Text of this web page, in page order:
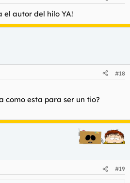
el autor del hilo YA!
#18
como esta para ser un tio?
#19